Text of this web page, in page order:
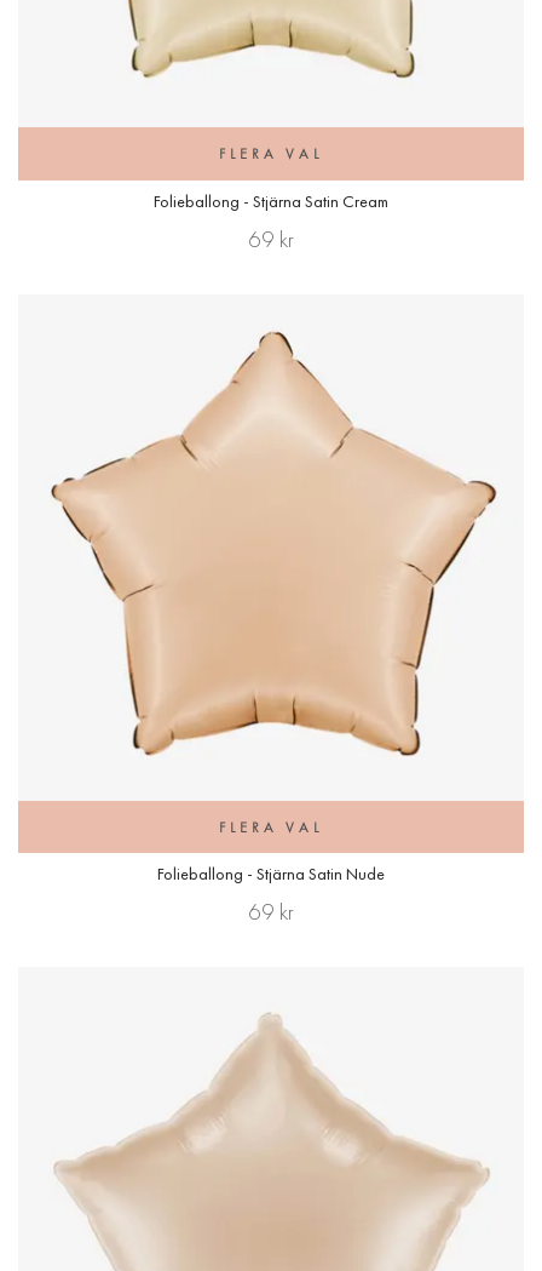
FLERA VAL
Folieballong - Stjärna Satin Cream
69 kr
FLERA VAL
Folieballong - Stjärna Satin Nude
69 kr